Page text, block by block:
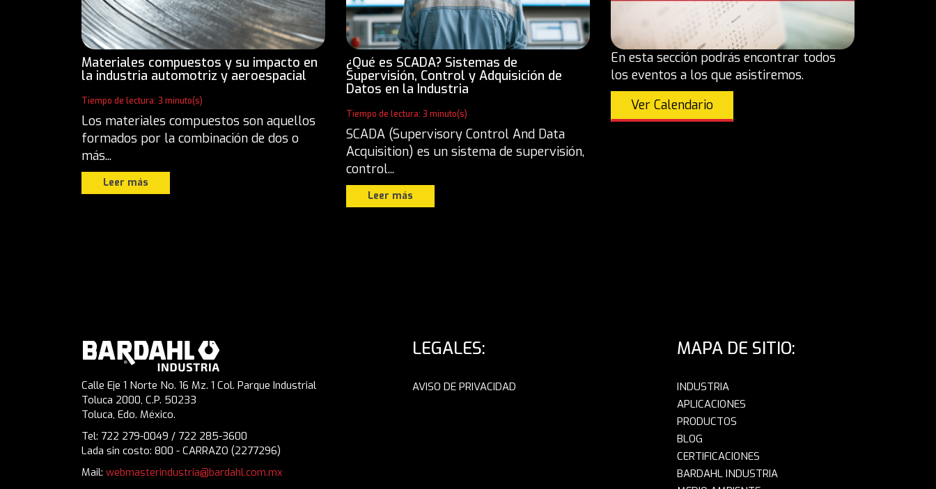
Materiales compuestos y su impacto en
la industria automotriz y aeroespacial
Tiempo de lectura: 3 minuto(s)
Los materiales compuestos son aquellos
formados por la combinación de dos o
más...
Leer más
¿Qué es SCADA? Sistemas de
Supervisión, Control y Adquisición de
Datos en la Industria
Tiempo de lectura: 3 minuto(s)
SCADA (Supervisory Control And Data
Acquisition) es un sistema de supervisión,
control...
Leer más
En esta sección podrás encontrar todos
los eventos a los que asistiremos.
Ver Calendario
Calle Eje 1 Norte No. 16 Mz. 1 Col. Parque Industrial
Toluca 2000, C.P. 50233
Toluca, Edo. México.
Tel: 722 279-0049 / 722 285-3600
Lada sin costo: 800 - CARRAZO (2277296)
Mail: webmasterindustria@bardahl.com.mx
LEGALES:
AVISO DE PRIVACIDAD
MAPA DE SITIO:
INDUSTRIA
APLICACIONES
PRODUCTOS
BLOG
CERTIFICACIONES
BARDAHL INDUSTRIA